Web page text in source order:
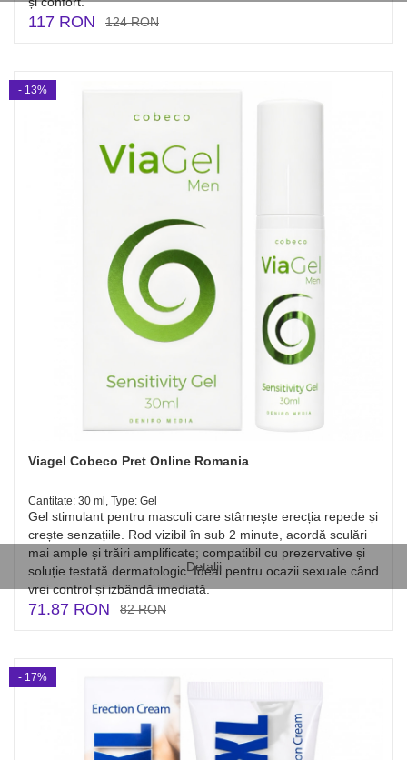
117 RON 124 RON
Detalii
Viagel Cobeco Pret Online Romania
Cantitate: 30 ml, Type: Gel
Gel stimulant pentru masculi care stârnește erecția repede și
crește senzațiile. Rod vizibil în sub 2 minute, acordă sculări
mai ample și trăiri amplificate; compatibil cu prezervative și
soluție testată dermatologic. Ideal pentru ocazii sexuale când
vrei control și izbândă imediată.
71.87 RON 82 RON
- 13%
- 17%